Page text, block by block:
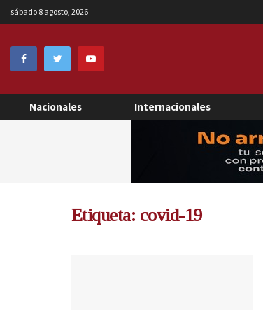
sábado 8 agosto, 2026
Nacionales Internacionales
Etiqueta: covid-19